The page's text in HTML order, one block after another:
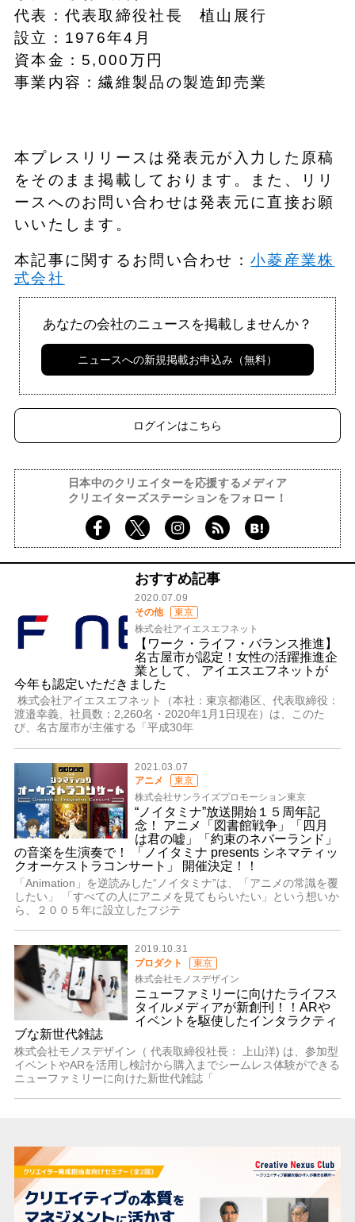
代表：代表取締役社長 植山展行
設立：1976年4月
資本金：5,000万円
事業内容：繊維製品の製造卸売業
本プレスリリースは発表元が入力した原稿
をそのまま掲載しております。また、リリ
ースへのお問い合わせは発表元に直接お願
いいたします。
本記事に関するお問い合わせ：小菱産業株
式会社
あなたの会社のニュースを掲載しませんか？
ニュースへの新規掲載お申込み（無料）
ログインはこちら
日本中のクリエイターを応援するメディア
クリエイターズステーションをフォロー！
おすすめ記事
2020.07.09
その他
東京
株式会社アイエスエフネット
【ワーク・ライフ・バランス推進】
名古屋市が認定！女性の活躍推進企
業として、 アイエスエフネットが
今年も認定いただきました
株式会社アイエスエフネット（本社：東京都港区、代表取締役：
渡邉幸義、社員数：2,260名・2020年1月1日現在）は、このた
び、名古屋市が主催する「平成30年
2021.03.07
アニメ
東京
株式会社サンライズプロモーション東京
“ノイタミナ”放送開始１５周年記
念！ アニメ「図書館戦争」「四月
は君の嘘」「約束のネバーランド」
の音楽を生演奏で！ 「ノイタミナ presents シネマティッ
クオーケストラコンサート」 開催決定！！
「Animation」を逆読みした“ノイタミナ”は、「アニメの常識を覆
したい」 「すべての人にアニメを見てもらいたい」という想いか
ら、２００５年に設立したフジテ
2019.10.31
プロダクト
東京
株式会社モノスデザイン
ニューファミリーに向けたライフス
タイルメディアが新創刊！！ARや
イベントを駆使したインタラクティ
ブな新世代雑誌
株式会社モノスデザイン（ 代表取締役社長： 上山洋) は、参加型
イベントやARを活用し検討から購入までシームレス体験ができる
ニューファミリーに向けた新世代雑誌「